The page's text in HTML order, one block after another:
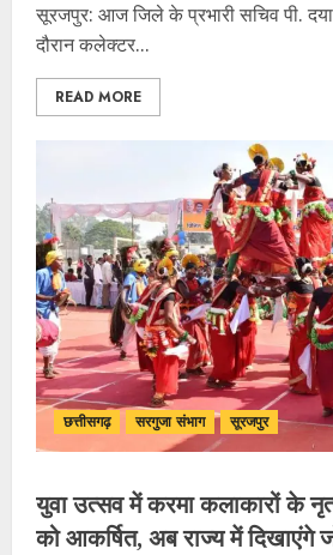
सूरजपुर: आज जिले के प्रभारी सचिव पी.
दौरान कलेक्टर...
READ MORE
छत्तीसगढ़ सरगुजा संभाग सूरजपुर
युवा उत्सव में करमा कलाकारों के
को आकर्षित, अब राज्य में दिखाएंगे